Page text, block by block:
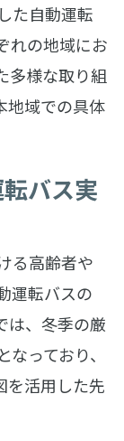
た自動運転
れの地域にお
多様な取り組
地域での具体
バス実
る高齢者や
運転バスの
は、冬季の厳
っており、
を活用した先